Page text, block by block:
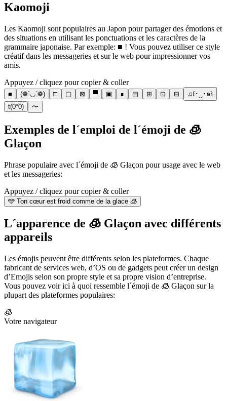
Kaomoji
Les Kaomoji sont populaires au Japon pour partager des émotions et
des situations en utilisant les ponctuations et les caractères de la
grammaire japonaise. Par exemple: ■ ! Vous pouvez utiliser ce style
créatif dans les messageries et sur le web pour impressionner vos
amis.
Appuyez / cliquez pour copier & coller
■ (❁´◡`❁) □ ▢ ⊠ ▀ ▣ ∎ ▤ ⊞ ⊡ ⊟
♫꒰･‿･๑꒱
t(0°0)
〜
Exemples de l´emploi de l´émoji de 🧊
Glaçon
Phrase populaire avec l´émoji de 🧊 Glaçon pour usage avec le web
et les messageries:
Appuyez / cliquez pour copier & coller
🩵 Ton cœur est froid comme de la glace 🧊
L´apparence de 🧊 Glaçon avec différents
appareils
Les émojis peuvent être différents selon les plateformes. Chaque
fabricant de services web, d’OS ou de gadgets peut créer un design
d’Emojis selon son propre style et sa propre vision d’entreprise.
Vous pouvez voir ici à quoi ressemble l´émoji de 🧊 Glaçon sur la
plupart des plateformes populaires:
🧊
Votre navigateur